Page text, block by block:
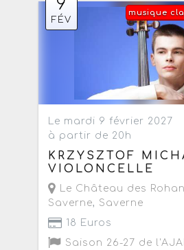
9
FÉV
musique
Le mardi 9 février 2027
à partir de 20h
KRZYSZTOF
VIOLONCELLE
Le Château des
Saverne, Saverne
18 Euros
Saison 26-27 de